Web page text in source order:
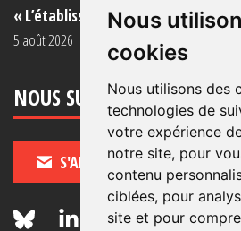
Nous
cookies
Nous utilisons des
technologies de
votre expérience
notre site, pour
contenu
ciblées, pour
site et pour
« L’établissement est une
5 août 2026
NOUS SUIVRE
S'ABONNER